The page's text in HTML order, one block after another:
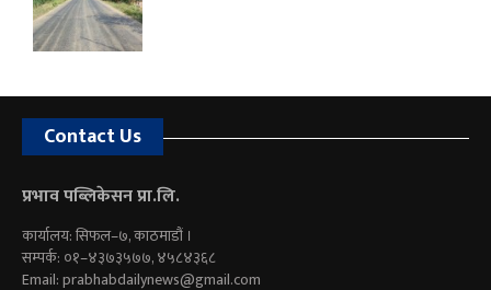
Contact Us
प्रभाव पब्लिकेसन प्रा.लि.
कार्यालय: सिफल–७, काठमाडौं ।
सम्पर्क: ०१–४३७३५७७, ४५८४३६८
Email:prabhabdailynews@gmail.com